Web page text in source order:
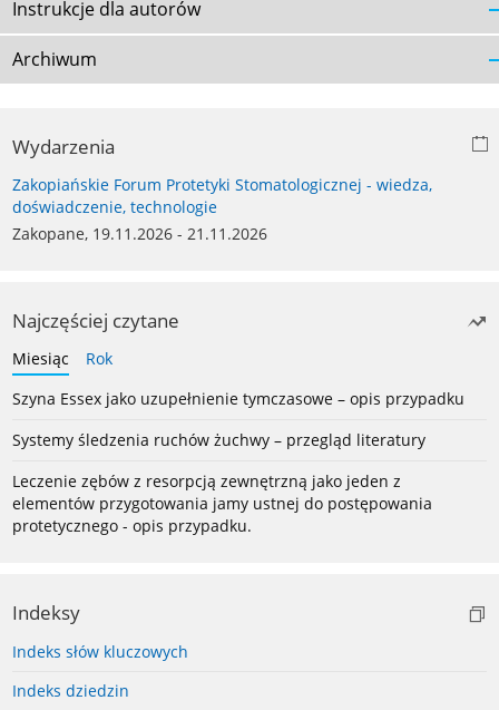
Instrukcje dla autorów
Archiwum
Wydarzenia
Zakopiańskie Forum Protetyki Stomatologicznej - wiedza,
doświadczenie, technologie
Zakopane, 19.11.2026 - 21.11.2026
Najczęściej czytane
Miesiąc
Rok
Szyna Essex jako uzupełnienie tymczasowe – opis przypadku
Systemy śledzenia ruchów żuchwy – przegląd literatury
Leczenie zębów z resorpcją zewnętrzną jako jeden z
elementów przygotowania jamy ustnej do postępowania
protetycznego - opis przypadku.
Indeksy
Indeks słów kluczowych
Indeks dziedzin